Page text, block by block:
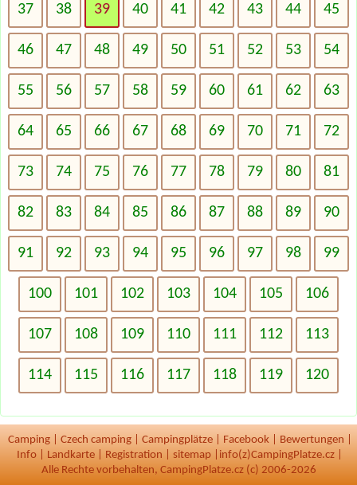
37 38 39 40 41 42 43 44 45
46 47 48 49 50 51 52 53 54
55 56 57 58 59 60 61 62 63
64 65 66 67 68 69 70 71 72
73 74 75 76 77 78 79 80 81
82 83 84 85 86 87 88 89 90
91 92 93 94 95 96 97 98 99
100 101 102 103 104 105 106
107 108 109 110 111 112 113
114 115 116 117 118 119 120
Camping Czech camping Campingplätze Facebook Bewertungen
Info
Landkarte Registration sitemap
info(z)CampingPlatze.cz |
Alle Rechte vorbehalten, CampingPlatze.cz (c) 2006-2026